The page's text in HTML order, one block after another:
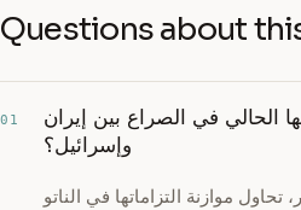
Questions about
01
الحالي في الصراع بين إيران
وإسرائيل؟
موازنة التزاماتها في الناتو